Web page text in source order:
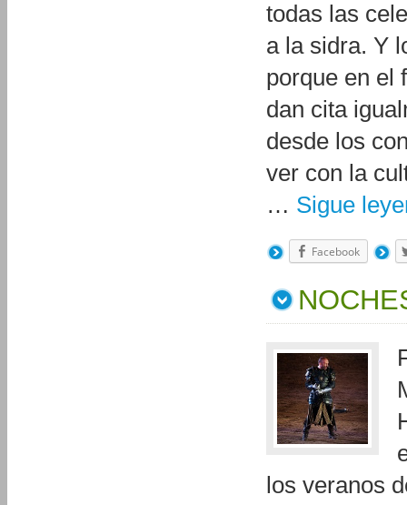
todas las
a la sidra. Y
porque en el
dan cita
desde los
ver con la
… Sigue
Facebook
los veranos